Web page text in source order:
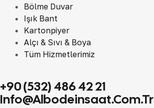
Bölme Duvar
Işık Bant
Kartonpiyer
Alçı & Sıvı & Boya
Tüm Hizmetlerimiz
+90 (532) 486 42 21
Info@albodeinsaat.com.tr